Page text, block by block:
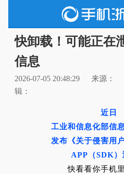
快卸载！可能正在
信息
2026-07-05 20:48:29 来源：
辑：
近日
工业和信息化部信
发布《关于侵害用
APP（SDK）
快看看你手机